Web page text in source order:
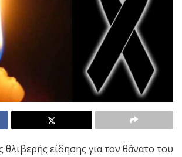
είδησης για τον θάνατο του